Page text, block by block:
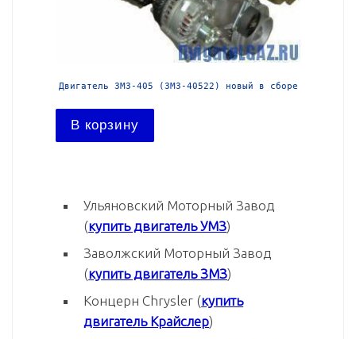
Двигатель ЗМЗ-405 (ЗМЗ-40522) новый в сборе
В корзину
Ульяновский Моторный Завод
(купить двигатель УМЗ)
Заволжский Моторный Завод
(купить двигатель ЗМЗ)
Концерн Chrysler (купить
двигатель Крайслер)